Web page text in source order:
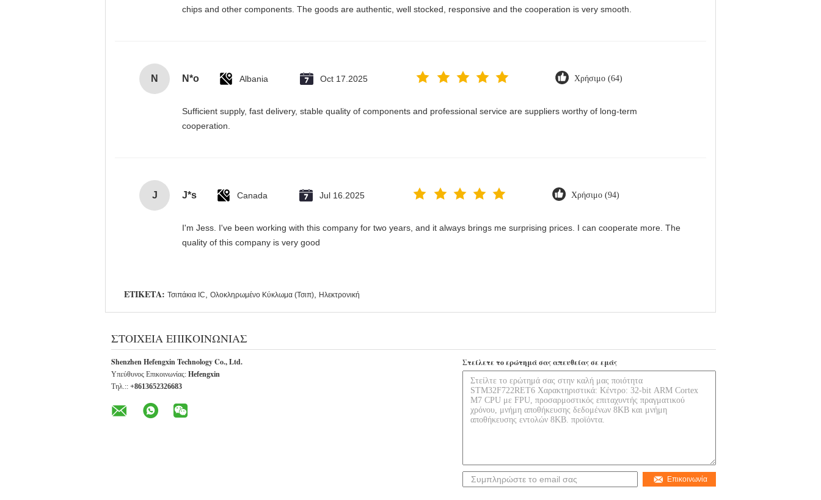
chips and other components. The goods are authentic, well stocked, responsive and the cooperation is very smooth.
N N*o Albania Oct 17.2025 Χρήσιμο (64)
Sufficient supply, fast delivery, stable quality of components and professional service are suppliers worthy of long-term
cooperation.
J J*s Canada Jul 16.2025 Χρήσιμο (94)
I'm Jess. I've been working with this company for two years, and it always brings me surprising prices. I can cooperate more. The
quality of this company is very good
ΕΤΙΚΈΤΑ: Τσιπάκια IC Ολοκληρωμένο Κύκλωμα (Τσιπ) Ηλεκτρονική
ΣΤΟΙΧΕΊΑ ΕΠΙΚΟΙΝΩΝΊΑΣ
Shenzhen Hefengxin Technology Co., Ltd.
Υπεύθυνος Επικοινωνίας: Hefengxin
Τηλ.:: +8613652326683
Στείλετε το ερώτημά σας απευθείας σε εμάς
Επικοινωνία